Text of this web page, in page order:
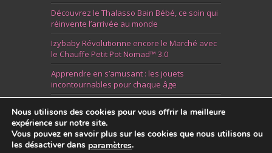
Découvrez le Thalasso Bain Bébé, ce soin qui
réinvente l’arrivée au monde
Izybaby Révolutionne encore le Marché avec
le Chauffe Petit Pot Nomad™ 3.0
Apprendre en s’amusant : les jouets
incontournables pour chaque âge
Nous utilisons des cookies pour vous offrir la meilleure
expérience sur notre site.
Vous pouvez en savoir plus sur les cookies que nous utilisons ou
les désactiver dans paramètres.